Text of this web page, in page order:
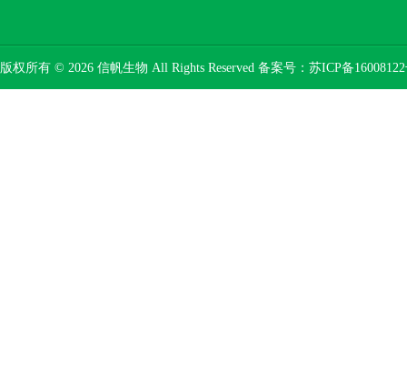
版权所有 © 2026 信帆生物 All Rights Reserved 备案号： 苏ICP备